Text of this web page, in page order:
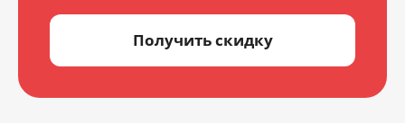
Получить скидку